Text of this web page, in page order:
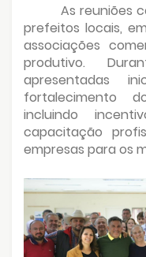
As reuniões
prefeitos locais,
associações
produtivo.
apresentadas
fortalecimento
incluindo
capacitação
empresas para os